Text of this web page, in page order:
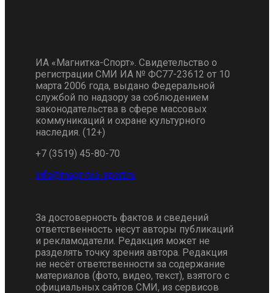
ИА «Магнитка-Спорт». Свидетельство о
регистрации СМИ ИА № ФС77-23612 от 10
марта 2006 года, выдано Федеральной
службой по надзору за соблюдением
законодательства в сфере массовых
коммуникаций и охране культурного
наследия. (12+)
+7 (3519) 45-80-70
За достоверность фактов и сведений
ответственность несут авторы публикаций
и рекламодатели. Редакция может не
разделять точку зрения автора. Редакция
не несёт ответственности за содержание
материалов (фото, видео, текст), взятого с
официальных сайтов СМИ, из сервисов